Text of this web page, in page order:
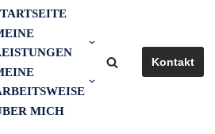
MICH
Kontakt